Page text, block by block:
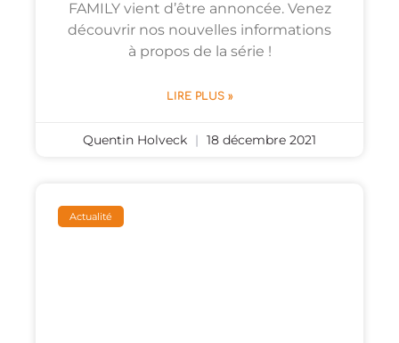
FAMILY vient d’être annoncée. Venez
découvrir nos nouvelles informations
à propos de la série !
LIRE PLUS »
Quentin Holveck 18 décembre 2021
Actualité